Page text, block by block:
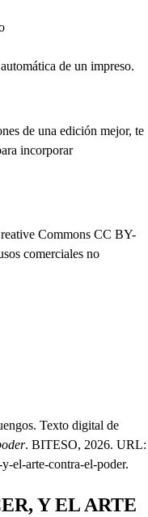
de un impreso.
de una edición mejor, te
incorporar
Commons CC BY-
comerciales no
Texto digital de
. BITESO, 2026. URL:
el-arte-contra-el-poder.
Y EL ARTE